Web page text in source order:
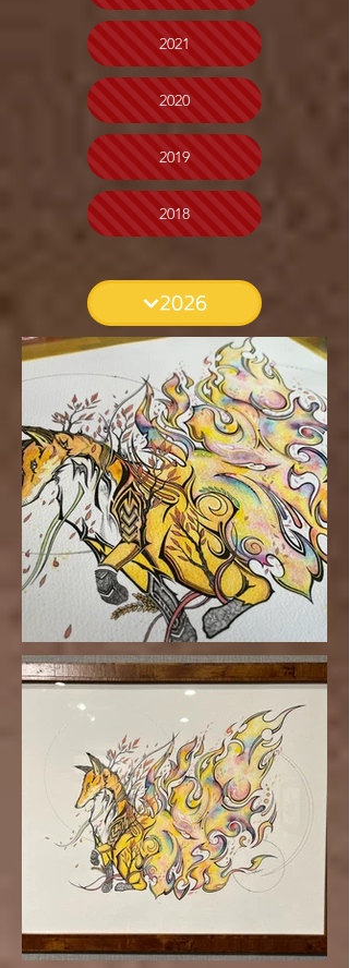
2021
2020
2019
2018
2026